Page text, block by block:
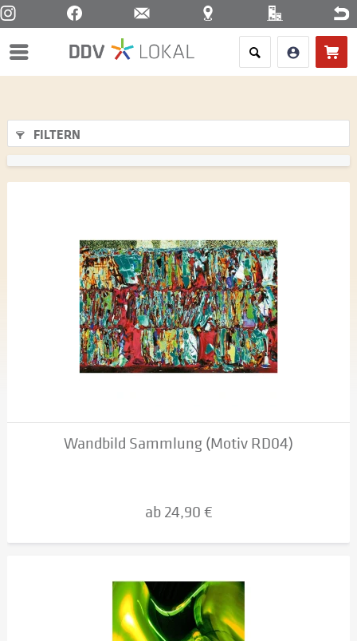
Menü
FILTERN
Wandbild Sammlung (Motiv RD04)
ab 24,90 €